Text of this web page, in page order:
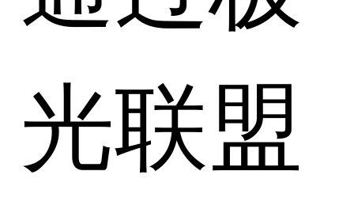
光联盟